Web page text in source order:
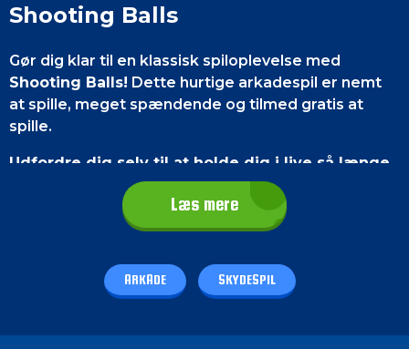
Shooting Balls
Gør dig klar til en klassisk spiloplevelse med
Shooting Balls! Dette hurtige arkadespil er nemt
at spille, meget spændende og tilmed gratis at
spille.
Udfordre dig selv til at holde dig i live så længe
som muligt ved at skyde de indkommende
blokke, før de når dig.Opgrader dine
færdigheder, og vis dine highscores til dine venner!
Kontrol af spillet
På en smartphoneskal du trykke på skærmen, så
Læs mere
ARKADE SKYDESPIL